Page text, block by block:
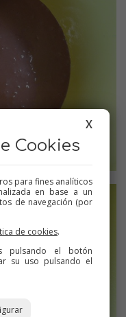
X
Cookies
para fines analíticos
en base a un
de navegación (por
de cookies.
pulsando el botón
su uso pulsando el